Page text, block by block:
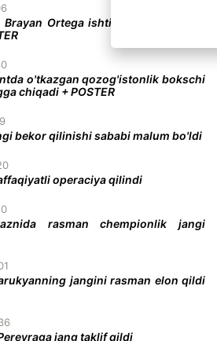
Ortega ishtirokidagi qiziqarli
o'tkazgan qozog'istonlik bokschi
chiqadi + POSTER
bekor qilinishi sababi malum bo'ldi
operaciya qilindi
rasman chempionlik jangi
jangini rasman elon qildi
jang taklif qildi